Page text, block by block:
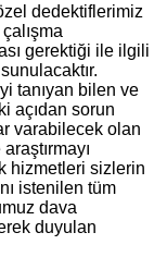
dedektiflerimiz
gerektiği ile ilgili
tanıyan bilen ve
açıdan sorun
varabilecek olan
hizmetleri sizlerin
istenilen tüm
dava
duyulan